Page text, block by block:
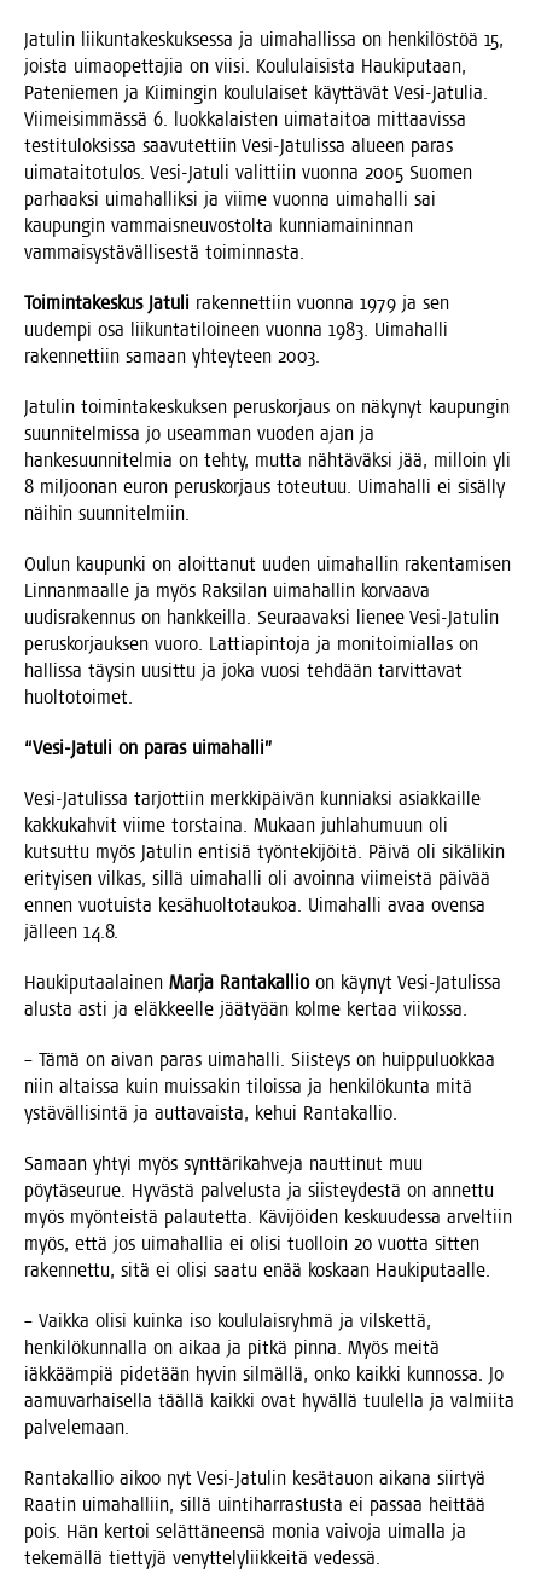
Jatu­lin lii­kun­ta­kes­kuk­ses­sa ja uima­hal­lis­sa on hen­ki­lös­töä 15,
jois­ta uimao­pet­ta­jia on vii­si. Kou­lu­lai­sis­ta Hau­ki­pu­taan,
Pate­nie­men ja Kii­min­gin kou­lu­lai­set käyt­tä­vät Vesi-Jatu­lia.
Vii­mei­sim­mäs­sä 6. luok­ka­lais­ten uima­tai­toa mit­taa­vis­sa
tes­ti­tu­lok­sis­sa saa­vu­tet­tiin Vesi-Jatu­lis­sa alu­een paras
uima­tai­to­tu­los. Vesi-Jatu­li valit­tiin vuon­na 2005 Suo­men
par­haak­si uima­hal­lik­si ja vii­me vuon­na uima­hal­li sai
kau­pun­gin vam­mais­neu­vos­tol­ta kun­nia­mai­nin­nan
vam­mai­sys­tä­väl­li­ses­tä toiminnasta.
Toi­min­ta­kes­kus Jatu­li raken­net­tiin vuon­na 1979 ja sen
uudem­pi osa lii­kun­ta­ti­loi­neen vuon­na 1983. Uima­hal­li
raken­net­tiin samaan yhtey­teen 2003.
Jatu­lin toi­min­ta­kes­kuk­sen perus­kor­jaus on näky­nyt kau­pun­gin
suun­ni­tel­mis­sa jo useam­man vuo­den ajan ja
han­ke­suun­ni­tel­mia on teh­ty, mut­ta näh­tä­väk­si jää, mil­loin yli
8 mil­joo­nan euron perus­kor­jaus toteu­tuu. Uima­hal­li ei sisäl­ly
näi­hin suunnitelmiin.
Oulun kau­pun­ki on aloit­ta­nut uuden uima­hal­lin raken­ta­mi­sen
Lin­nan­maal­le ja myös Rak­si­lan uima­hal­lin kor­vaa­va
uudis­ra­ken­nus on hank­keil­la. Seu­raa­vak­si lie­nee Vesi-Jatu­lin
perus­kor­jauk­sen vuo­ro. Lat­tia­pin­to­ja ja moni­toi­mial­las on
hal­lis­sa täy­sin uusit­tu ja joka vuo­si teh­dään tar­vit­ta­vat
huoltotoimet.
“Vesi-Jatu­li on paras uimahalli”
Vesi-Jatu­lis­sa tar­jot­tiin merk­ki­päi­vän kun­niak­si asiak­kail­le
kak­ku­kah­vit vii­me tors­tai­na. Mukaan juh­la­hu­muun oli
kut­sut­tu myös Jatu­lin enti­siä työn­te­ki­jöi­tä. Päi­vä oli sikä­li­kin
eri­tyi­sen vil­kas, sil­lä uima­hal­li oli avoin­na vii­meis­tä päi­vää
ennen vuo­tuis­ta kesä­huol­to­tau­koa. Uima­hal­li avaa oven­sa
jäl­leen 14.8.
Hau­ki­pu­taa­lai­nen Mar­ja Ran­ta­kal­lio on käy­nyt Vesi-Jatu­lis­sa
alus­ta asti ja eläk­keel­le jää­ty­ään kol­me ker­taa viikossa.
– Tämä on aivan paras uima­hal­li. Siis­teys on huip­pu­luok­kaa
niin altais­sa kuin muis­sa­kin tilois­sa ja hen­ki­lö­kun­ta mitä
ystä­väl­li­sin­tä ja aut­ta­vais­ta, kehui Rantakallio.
Samaan yhtyi myös synt­tä­ri­kah­ve­ja naut­ti­nut muu
pöy­tä­seu­rue. Hyväs­tä pal­ve­lus­ta ja siis­tey­des­tä on annet­tu
myös myön­teis­tä palau­tet­ta. Kävi­jöi­den kes­kuu­des­sa arvel­tiin
myös, että jos uima­hal­lia ei oli­si tuol­loin 20 vuot­ta sit­ten
raken­net­tu, sitä ei oli­si saa­tu enää kos­kaan Haukiputaalle.
– Vaik­ka oli­si kuin­ka iso kou­lu­lais­ryh­mä ja vils­ket­tä,
hen­ki­lö­kun­nal­la on aikaa ja pit­kä pin­na. Myös mei­tä
iäk­kääm­piä pide­tään hyvin sil­mäl­lä, onko kaik­ki kun­nos­sa. Jo
aamu­var­hai­sel­la tääl­lä kaik­ki ovat hyväl­lä tuu­lel­la ja val­mii­ta
palvelemaan.
Ran­ta­kal­lio aikoo nyt Vesi-Jatu­lin kesä­tauon aika­na siir­tyä
Raa­tin uima­hal­liin, sil­lä uin­ti­har­ras­tus­ta ei pas­saa heit­tää
pois. Hän ker­toi selät­tä­neen­sä monia vai­vo­ja uimal­la ja
teke­mäl­lä tiet­ty­jä venyt­te­ly­liik­kei­tä vedessä.